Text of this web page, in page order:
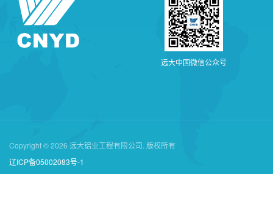
远大中 国微信公众号
Copyright © 2026 远大铝业工程有限公司. 版权所有
辽ICP备05002083号-1